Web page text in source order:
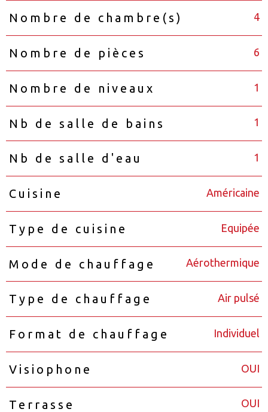
Nombre de chambre(s) 4
Nombre de pièces 6
Nombre de niveaux 1
Nb de salle de bains 1
Nb de salle d'eau 1
Cuisine Américaine
Type de cuisine Equipée
Mode de chauffage Aérothermique
Type de chauffage Air pulsé
Format de chauffage Individuel
Visiophone OUI
Terrasse OUI